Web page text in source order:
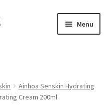
Menu
Ainhoa Senskin Hydrating
Cream 200ml